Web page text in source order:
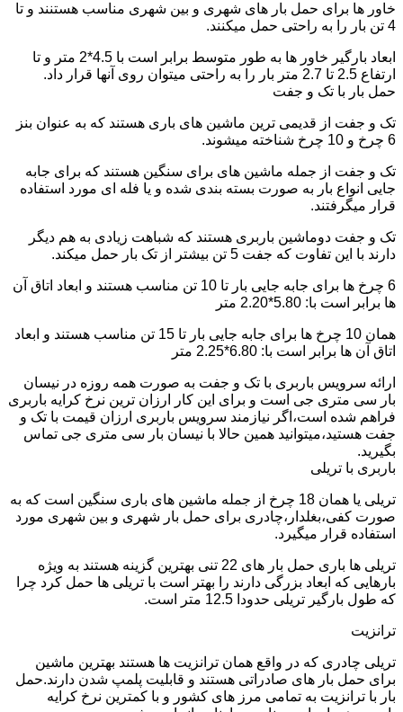
خاور ها برای حمل بار های شهری و بین شهری مناسب هستنند و تا
4 تن بار را به راحتی حمل میکنند.
ابعاد بارگیر خاور ها به طور متوسط برابر است با 4.5*2 متر و تا
ارتفاع 2.5 تا 2.7 متر بار را به راحتی میتوان روی آنها قرار داد.
حمل بار با تک و جفت
تک و جفت از قدیمی ترین ماشین های باری هستند که به عنوان بنز
6 چرخ و 10 چرخ شناخته میشوند.
تک و جفت از جمله ماشین های برای سنگین هستند که برای جابه
جایی انواع بار به صورت بسته بندی شده و یا فله ای مورد استفاده
قرار میگرفتند.
تک و جفت دوماشین باربری هستند که شباهت زیادی به هم دیگر
دارند با این تفاوت که جفت 5 تن بیشتر از تک بار حمل میکند.
6 چرخ ها برای جابه جایی بار تا 10 تن مناسب هستند و ابعاد اتاق آن
ها برابر است با: 5.80*2.20 متر
همان 10 چرخ ها برای جابه جایی بار تا 15 تن مناسب هستند و ابعاد
اتاق آن ها برابر است با: 6.80*2.25 متر
ارائه سرویس باربری با تک و جفت به صورت همه روزه در نیسان
بار سی متری جی است و برای این کار ارزان ترین نرخ کرایه باربری
فراهم شده است،اگر نیازمند سرویس باربری ارزان قیمت با تک و
جفت هستید،میتوانید همین حالا با نیسان بار سی متری جی تماس
بگیرید.
باربری با تریلی
تریلی یا همان 18 چرخ از جمله ماشین های باری سنگین است که به
صورت کفی،بغلدار،چادری برای حمل بار شهری و بین شهری مورد
استفاده قرار میگیرد.
تریلی ها باری حمل بار های 22 تنی بهترین گزینه هستند به ویژه
بارهایی که ابعاد بزرگی دارند را بهتر است با تریلی ها حمل کرد چرا
که طول بارگیر تریلی حدودا 12.5 متر است.
ترانزیت
تریلی چادری که در واقع همان ترانزیت ها هستند بهترین ماشین
برای حمل بار های صادراتی هستند و قابلیت پلمپ شدن دارند.حمل
بار با ترانزیت به تمامی مرز های کشور و با کمترین نرخ کرایه